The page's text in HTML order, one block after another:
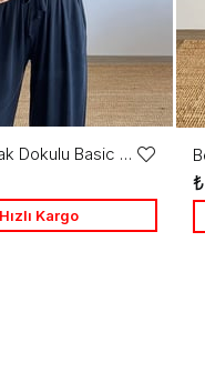
Gri Yumuşak Dokulu Basic Tshirt
Ekle
Hızlı Kargo